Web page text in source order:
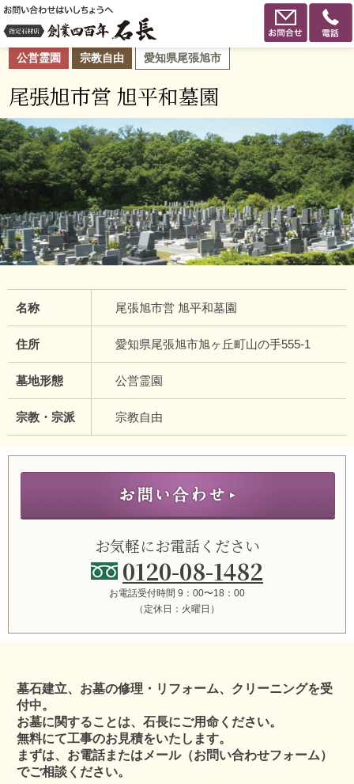
公営霊園 宗教自由 愛知県尾張旭市
尾張旭市営 旭平和墓園
名称 尾張旭市営 旭平和墓園
住所 愛知県尾張旭市旭ヶ丘町山の手555-1
墓地形態 公営霊園
宗教・宗派 宗教自由
お気軽にお電話ください
0120-08-1482
お電話受付時間 9：00〜18：00
（定休日：火曜日）
墓石建立、お墓の修理・リフォーム、クリーニングを受
付中。
お墓に関することは、石長にご用命ください。
無料にて工事のお見積をいたします。
まずは、お電話またはメール（お問い合わせフォーム）
でご相談ください。